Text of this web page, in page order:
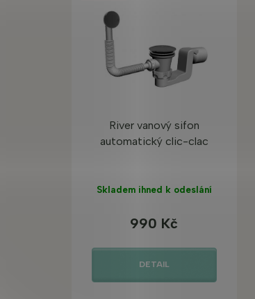
River vanový sifon
automatický clic-clac
Skladem ihned k odeslání
990 Kč
DETAIL